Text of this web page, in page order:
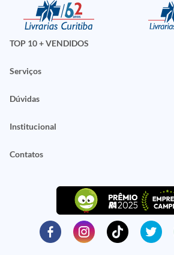
TOP 10 + VENDIDOS
Serviços
Dúvidas
Institucional
Contatos